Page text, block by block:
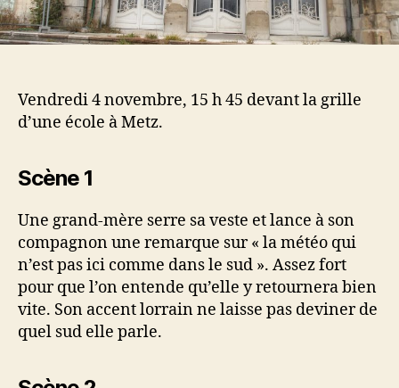
Vendredi 4 novembre, 15 h 45 devant la grille
d’une école à Metz.
Scène 1
Une grand-mère serre sa veste et lance à son
compagnon une remarque sur « la météo qui
n’est pas ici comme dans le sud ». Assez fort
pour que l’on entende qu’elle y retournera bien
vite. Son accent lorrain ne laisse pas deviner de
quel sud elle parle.